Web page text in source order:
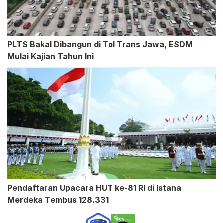
PLTS Bakal Dibangun di Tol Trans Jawa, ESDM
Mulai Kajian Tahun Ini
Pendaftaran Upacara HUT ke-81 RI di Istana
Merdeka Tembus 128.331